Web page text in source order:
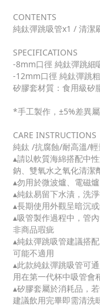
CONTENTS
純鈦彈跳吸管x1 / 清潔
SPECIFICATIONS
-8mm口徑 純鈦彈跳細
-12mm口徑 純鈦彈跳
矽膠套材質：食用級矽
*手工製作，±5%差異
CARE INSTRUCTIONS
純鈦 /抗腐蝕/耐高溫/輕
▴請以軟質海綿搭配中
鈉、雙氧水之氧化清潔
▴勿用於微波爐、電磁
▴純鈦易留下水漬，洗
▴長期使用外觀呈暗沉
▴吸管製作過程中，管
非商品瑕疵
▴純鈦彈跳吸管建議搭
可能不適用
▴此款純鈦彈跳吸管可
用在第一代杯中吸管會
▴矽膠套屬於消耗品，
建議飲用完畢即需清洗